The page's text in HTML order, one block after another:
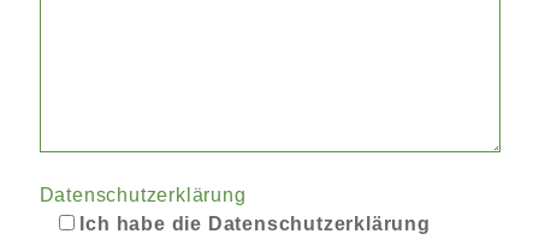
Datenschutzerklärung
Ich habe die Datenschutzerklärung